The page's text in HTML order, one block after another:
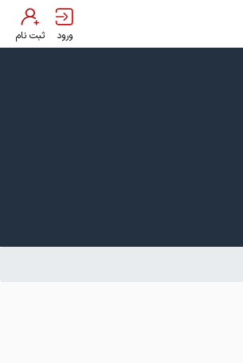
ورود ثبت نام